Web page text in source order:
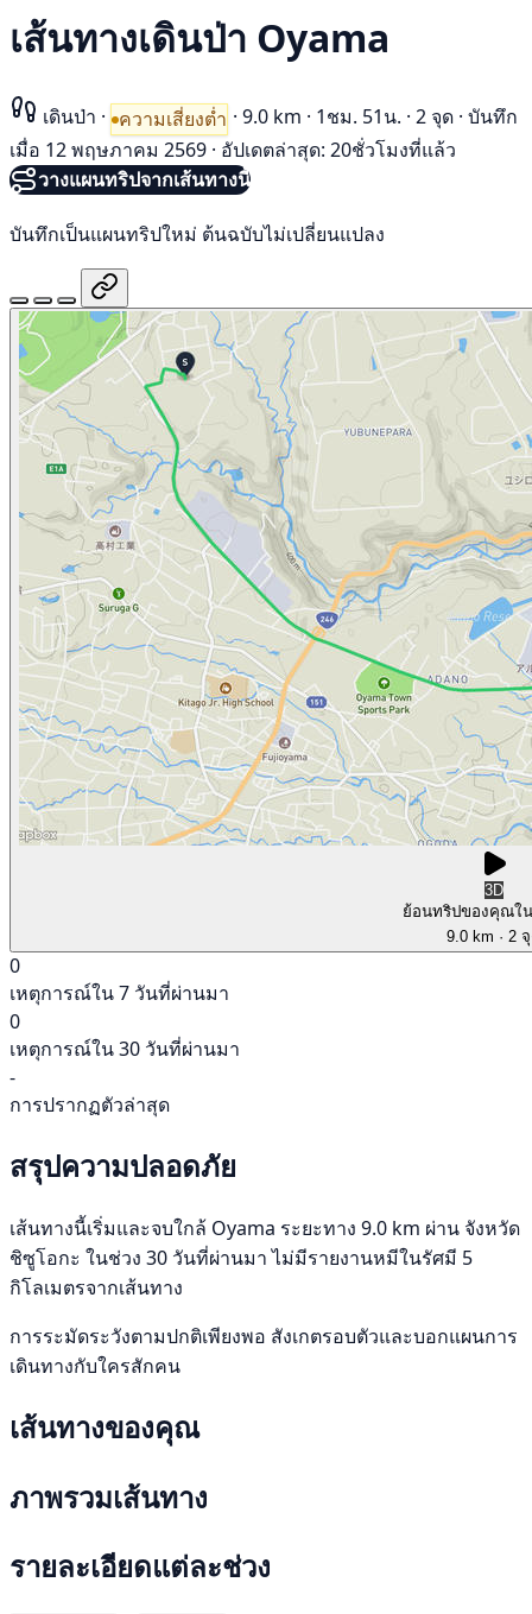
เส้นทางเดินป่า Oyama
เดินป่า · ความเสี่ยงต่ำ · 9.0 km · 1ชม. 51น. · 2 จุด · บันทึก
เมื่อ 12 พฤษภาคม 2569 · อัปเดตล่าสุด: 20ชั่วโมงที่แล้ว
วางแผนทริปจากเส้นทางนี้
บันทึกเป็นแผนทริปใหม่ ต้นฉบับไม่เปลี่ยนแปลง
3D
ย้อนทริปของคุณใ
9.0 km · 2
0
เหตุการณ์ใน 7 วันที่ผ่านมา
0
เหตุการณ์ใน 30 วันที่ผ่านมา
-
การปรากฏตัวล่าสุด
สรุปความปลอดภัย
เส้นทางนี้เริ่มและจบใกล้ Oyama ระยะทาง 9.0 km ผ่าน จังหวัด
ชิซูโอกะ ในช่วง 30 วันที่ผ่านมา ไม่มีรายงานหมีในรัศมี 5
กิโลเมตรจากเส้นทาง
การระมัดระวังตามปกติเพียงพอ สังเกตรอบตัวและบอกแผนการ
เดินทางกับใครสักคน
เส้นทางของคุณ
ภาพรวมเส้นทาง
รายละเอียดแต่ละช่วง